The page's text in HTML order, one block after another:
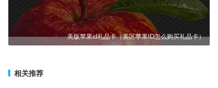
美版苹果id礼品卡（美区苹果ID怎么购买礼品卡）
相关推荐